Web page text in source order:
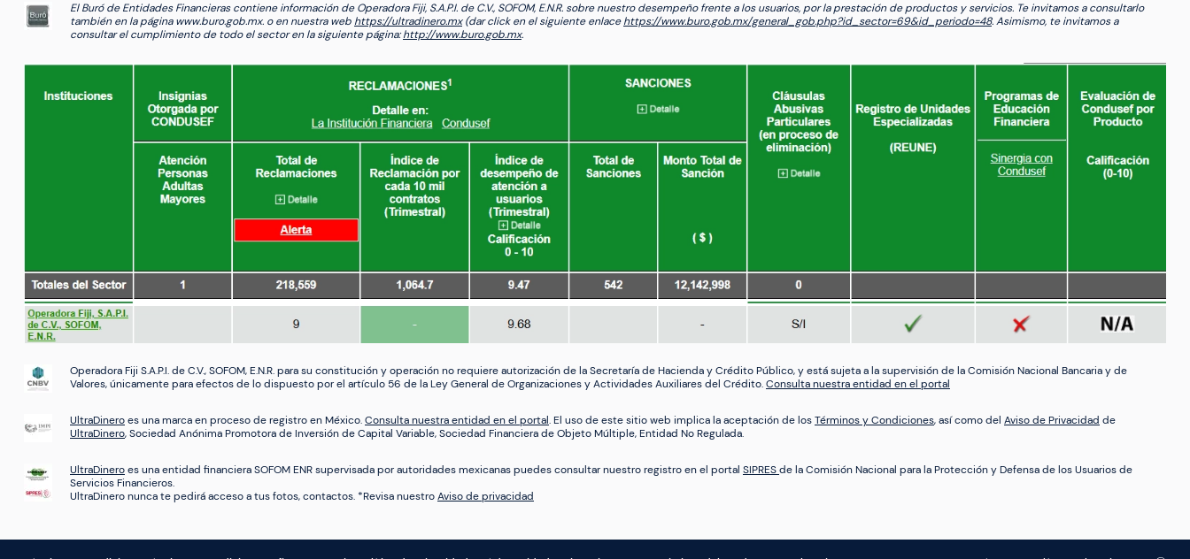
Contáctanos
+52 55 9088 8977
+52 55 2665 2064
soporte@ultradinero.com
Atención por 24 horas los 7 días de la semana.
El Buró de Entidades Financieras contiene información de Operadora Fiji, S.A.P.I. de C.V., SOFOM, E.N.R. sobre nuestro desempeño frente a los usuarios, por la prestación de productos y servicios. Te invitamos a consultarlo
también en la página www.buro.gob.mx. o en nuestra web https://ultradinero.mx(dar click en el siguiente enlacehttps://www.buro.gob.mx/general_gob.php?id_sector=69&id_periodo=48. Asimismo, te invitamos a
consultar el cumplimiento de todo el sector en la siguiente página:http://www.buro.gob.mx.
Operadora Fiji S.A.P.I. de C.V., SOFOM, E.N.R. para su constitución y operación no requiere autorización de la Secretaría de Hacienda y Crédito Público, y está sujeta a la supervisión de la Comisión Nacional Bancaria y de
Valores, únicamente para efectos de lo dispuesto por el artículo 56 de la Ley General de Organizaciones y Actividades Auxiliares del Crédito.Consulta nuestra entidad en el portal
UltraDineroes una marca en proceso de registro en México.Consulta nuestra entidad en el portal. El uso de este sitio web implica la aceptación de losTérminos y Condiciones, así como del Aviso de Privacidad de
UltraDinero, Sociedad Anónima Promotora de Inversión de Capital Variable, Sociedad Financiera de Objeto Múltiple, Entidad No Regulada.
UltraDineroes una entidad financiera SOFOM ENR supervisada por autoridades mexicanas puedes consultar nuestro registro en el portal SIPRESde la Comisión Nacional para la Protección y Defensa de los Usuarios de
Servicios Financieros.
UltraDinero nunca te pedirá acceso a tus fotos, contactos. *Revisa nuestroAviso de privacidad